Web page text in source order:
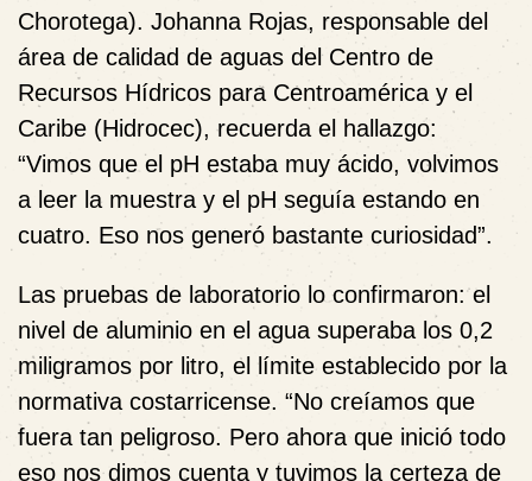
Chorotega). Johanna Rojas, responsable del
área de calidad de aguas del Centro de
Recursos Hídricos para Centroamérica y el
Caribe (Hidrocec), recuerda el hallazgo:
“Vimos que el pH estaba muy ácido, volvimos
a leer la muestra y el pH seguía estando en
cuatro. Eso nos generó bastante curiosidad”.
Las pruebas de laboratorio lo confirmaron: el
nivel de aluminio en el agua superaba los 0,2
miligramos por litro, el límite establecido por la
normativa costarricense. “No creíamos que
fuera tan peligroso. Pero ahora que inició todo
eso nos dimos cuenta y tuvimos la certeza de